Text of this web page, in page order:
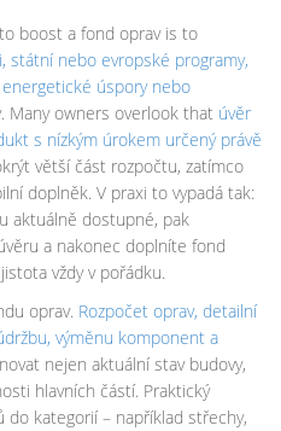
boost a fond oprav is to
, státní nebo evropské programy,
úspory nebo
Many owners overlook that úvěr
s nízkým úrokem určený právě
větší část rozpočtu, zatímco
doplněk. V praxi to vypadá tak:
aktuálně dostupné, pak
a nakonec doplníte fond
vždy v pořádku.
oprav. Rozpočet oprav, detailní
výměnu komponent a
nejen aktuální stav budovy,
hlavních částí. Praktický
do kategorií – například střechy,